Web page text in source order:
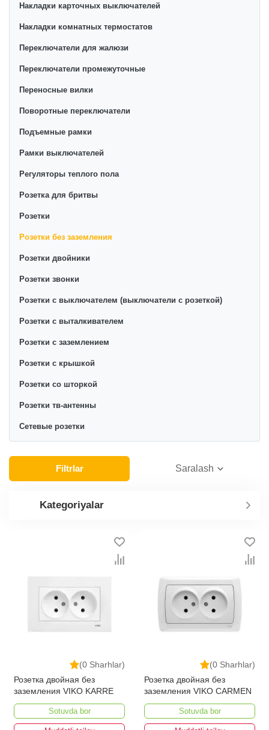
Накладки карточных выключателей
Накладки комнатных термостатов
Переключатели для жалюзи
Переключатели промежуточные
Переносные вилки
Поворотные переключатели
Подъемные рамки
Рамки выключателей
Регуляторы теплого пола
Розетка для бритвы
Розетки
Розетки без заземления
Розетки двойники
Розетки звонки
Розетки с выключателем (выключатели с розеткой)
Розетки с выталкивателем
Розетки с заземлением
Розетки с крышкой
Розетки со шторкой
Розетки тв-антенны
Сетевые розетки
Filtrlar Saralash
Kategoriyalar
(0 Sharhlar)
Розетка двойная без
заземления VIKO KARRE
Sotuvda bor
(0 Sharhlar)
Розетка двойная без
заземления VIKO CARMEN
Sotuvda bor